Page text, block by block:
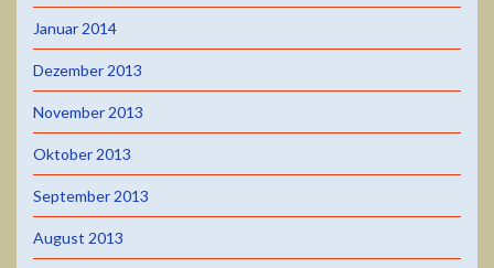
Januar 2014
Dezember 2013
November 2013
Oktober 2013
September 2013
August 2013